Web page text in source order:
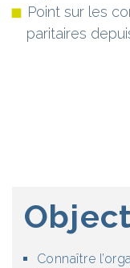
Point sur les
paritaires
Connaître